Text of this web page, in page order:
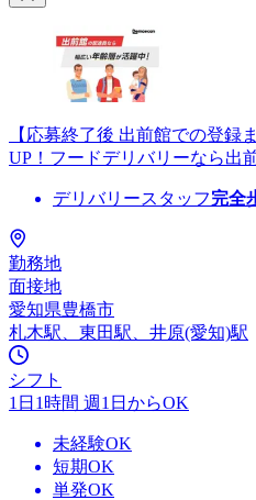
【応募終了後 出前館での登録
UP！フードデリバリーなら出
デリバリースタッフ完全
勤務地
面接地
愛知県豊橋市
札木駅、東田駅、井原(愛知)駅
シフト
1日1時間 週1日からOK
未経験OK
短期OK
単発OK